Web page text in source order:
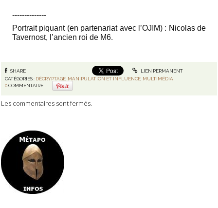
‐-‐-----------
Portrait piquant (en partenariat avec l’OJIM) : Nicolas de
Tavernost, l’ancien roi de M6.
SHARE
LIEN PERMANENT
CATÉGORIES : DÉCRYPTAGE, MANIPULATION ET INFLUENCE, MULTIMÉDIA
0COMMENTAIRE
Les commentaires sont fermés.